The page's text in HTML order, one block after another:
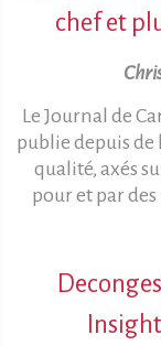
chef et
Le Journal de
publie depuis de
qualité, axés
pour et par